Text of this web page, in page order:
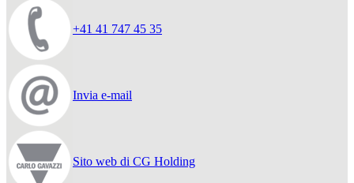
+41 41 747 45 35
Invia e-mail
Sito web di CG Holding